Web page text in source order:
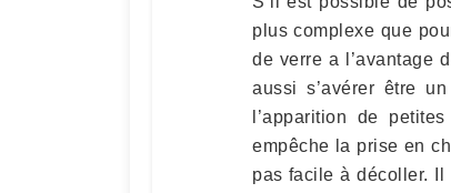
plus complexe que
de verre a l’avantage
aussi s’avérer être
l’apparition de
empêche la prise en
pas facile à décoller. Il